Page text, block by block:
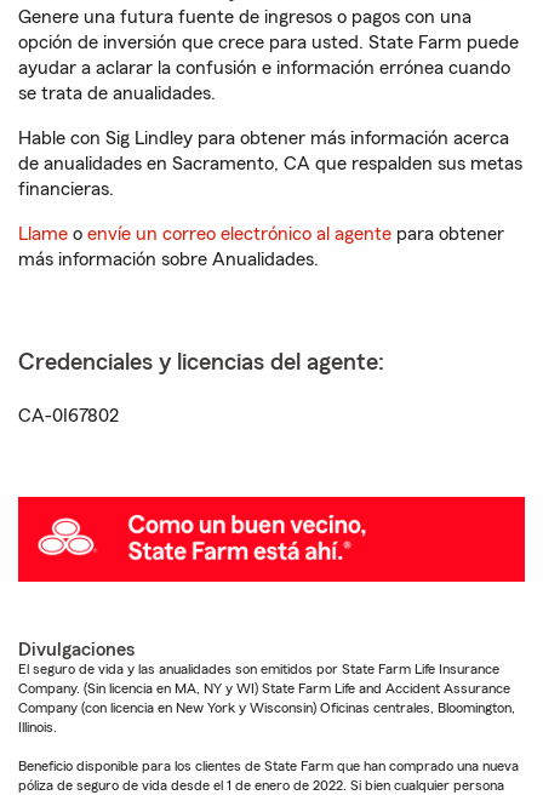
Genere una futura fuente de ingresos o pagos con una
opción de inversión que crece para usted. State Farm puede
ayudar a aclarar la confusión e información errónea cuando
se trata de anualidades.
Hable con Sig Lindley para obtener más información acerca
de anualidades en Sacramento, CA que respalden sus metas
financieras.
Llame o envíe un correo electrónico al agente para obtener
más información sobre Anualidades.
Credenciales y licencias del agente:
CA-0I67802
Divulgaciones
El seguro de vida y las anualidades son emitidos por State Farm Life Insurance
Company. (Sin licencia en MA, NY y WI) State Farm Life and Accident Assurance
Company (con licencia en New York y Wisconsin) Oficinas centrales, Bloomington,
Illinois.
Beneficio disponible para los clientes de State Farm que han comprado una nueva
póliza de seguro de vida desde el 1 de enero de 2022. Si bien cualquier persona